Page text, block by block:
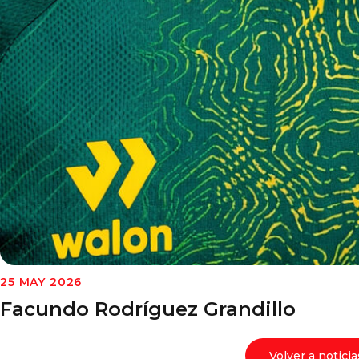
25 MAY 2026
Facundo Rodríguez Grandillo
Volver a